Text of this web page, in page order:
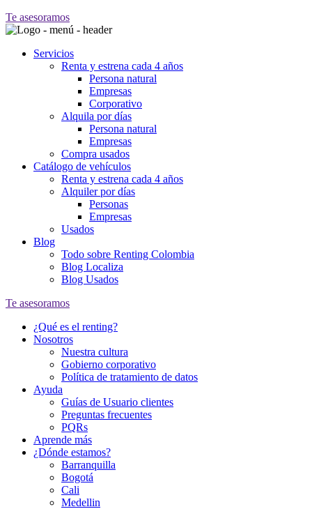
Te asesoramos
Servicios
Renta y estrena cada 4 años
Persona natural
Empresas
Corporativo
Alquila por días
Persona natural
Empresas
Compra usados
Catálogo de vehículos
Renta y estrena cada 4 años
Alquiler por días
Personas
Empresas
Usados
Blog
Todo sobre Renting Colombia
Blog Localiza
Blog Usados
Te asesoramos
¿Qué es el renting?
Nosotros
Nuestra cultura
Gobierno corporativo
Política de tratamiento de datos
Ayuda
Guías de Usuario clientes
Preguntas frecuentes
PQRs
Aprende más
¿Dónde estamos?
Barranquilla
Bogotá
Cali
Medellin